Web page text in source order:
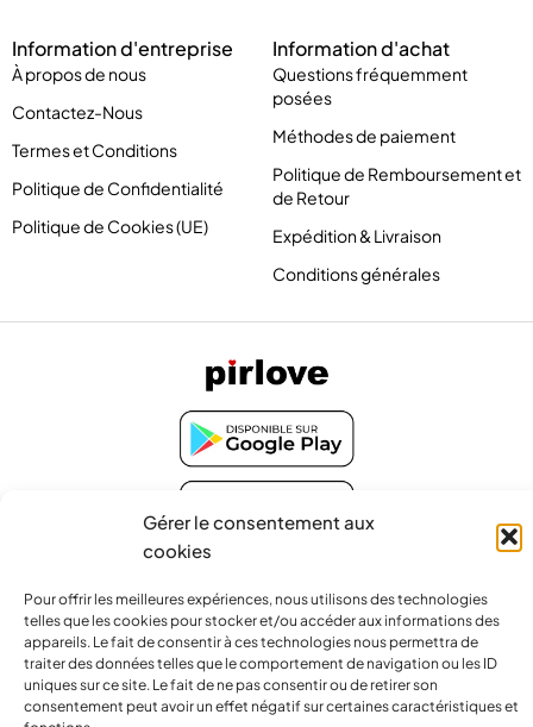
Gérer le consentement aux
cookies
Pour offrir les meilleures expériences, nous utilisons des technologies
telles que les cookies pour stocker et/ou accéder aux informations des
appareils. Le fait de consentir à ces technologies nous permettra de
traiter des données telles que le comportement de navigation ou les ID
uniques sur ce site. Le fait de ne pas consentir ou de retirer son
consentement peut avoir un effet négatif sur certaines caractéristiques et
Information d'entreprise
À propos de nous
Contactez-Nous
Termes et Conditions
Politique de Confidentialité
Politique de Cookies (UE)
Information d'achat
Questions fréquemment
posées
Méthodes de paiement
Politique de Remboursement et
de Retour
Expédition & Livraison
Conditions générales
Copyright 2024 © Pirlove. Tous droits réservés